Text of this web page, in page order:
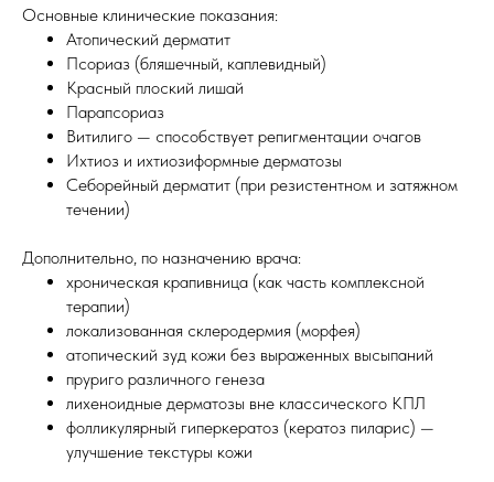
Основные клинические показания:
Атопический дерматит
Псориаз (бляшечный, каплевидный)
Красный плоский лишай
Парапсориаз
Витилиго — способствует репигментации очагов
Ихтиоз и ихтиозиформные дерматозы
Себорейный дерматит (при резистентном и затяжном
течении)
Дополнительно, по назначению врача:
хроническая крапивница (как часть комплексной
терапии)
локализованная склеродермия (морфея)
атопический зуд кожи без выраженных высыпаний
пруриго различного генеза
лихеноидные дерматозы вне классического КПЛ
фолликулярный гиперкератоз (кератоз пиларис) —
улучшение текстуры кожи